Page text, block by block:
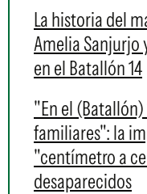
La historia del
Amelia Sanjurjo
en el Batallón 14
"En el
familiares": la
"centímetro a
desaparecidos